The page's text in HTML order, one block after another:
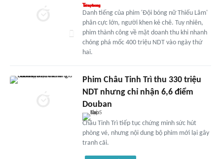
Danh tiếng của phim 'Đội bóng nữ Thiếu Lâm'
phân cực lớn, người khen kẻ chê. Tuy nhiên,
phim thành công về mặt doanh thu khi nhanh
chóng phá mốc 400 triệu NDT vào ngày thứ
hai.
Phim Châu Tinh Trì thu 330 triệu
NDT nhưng chỉ nhận 6,6 điểm
Douban
Châu Tinh Trì tiếp tục chứng minh sức hút
phòng vé, nhưng nội dung bộ phim mới lại gây
tranh cãi.